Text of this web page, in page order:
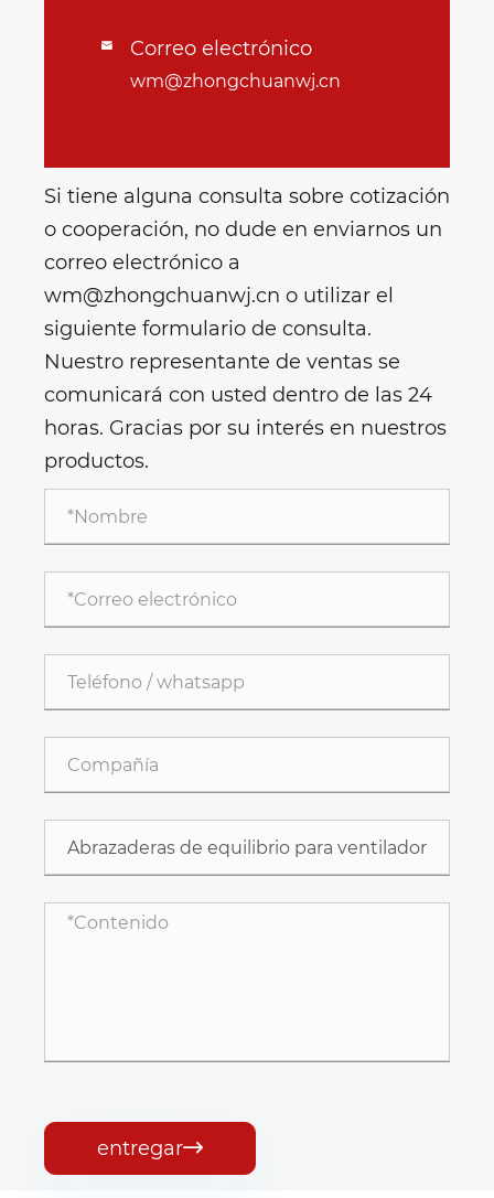
 Correo electrónico
wm@zhongchuanwj.cn
Si tiene alguna consulta sobre cotización
o cooperación, no dude en enviarnos un
correo electrónico a
wm@zhongchuanwj.cn o utilizar el
siguiente formulario de consulta.
Nuestro representante de ventas se
comunicará con usted dentro de las 24
horas. Gracias por su interés en nuestros
productos.
entregar